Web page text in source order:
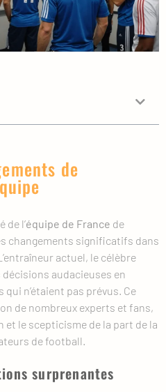
de
de l’équipe de France de
changements significatifs dans
actuel, le célèbre
décisions audacieuses en
n’étaient pas prévus. Ce
de nombreux experts et fans,
et le scepticisme de la part de la
de football.
surprenantes